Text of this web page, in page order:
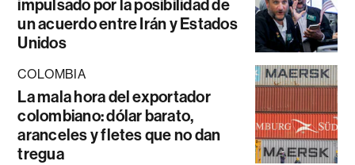
impulsado por la posibilidad de
un acuerdo entre Irán y Estados
Unidos
COLOMBIA
La mala hora del exportador
colombiano: dólar barato,
aranceles y fletes que no dan
tregua